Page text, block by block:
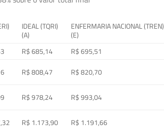
IDEAL (TQRI)
(A)
ENFERMARIA NACIONAL (TREN)
(E)
R$ 685,14 R$ 695,51
R$ 808,47 R$ 820,70
R$ 978,24 R$ 993,04
R$ 1.173,90 R$ 1.191,66